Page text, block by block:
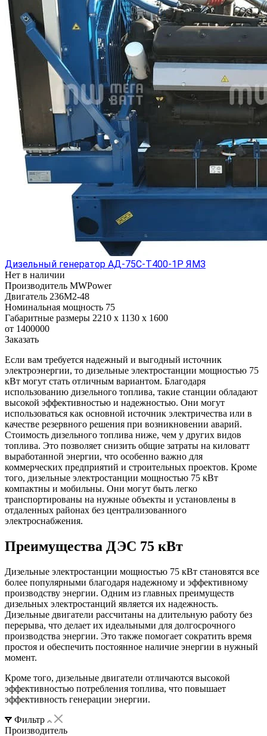
Дизельный генератор АД-75С-Т400-1Р ЯМЗ
Нет в наличии
Производитель MWPower
Двигатель 236М2-48
Номинальная мощность 75
Габаритные размеры 2210 х 1130 х 1600
от 1400000
Заказать
Если вам требуется надежный и выгодный источник
электроэнергии, то дизельные электростанции мощностью 75
кВт могут стать отличным вариантом. Благодаря
использованию дизельного топлива, такие станции обладают
высокой эффективностью и надежностью. Они могут
использоваться как основной источник электричества или в
качестве резервного решения при возникновении аварий.
Стоимость дизельного топлива ниже, чем у других видов
топлива. Это позволяет снизить общие затраты на киловатт
выработанной энергии, что особенно важно для
коммерческих предприятий и строительных проектов. Кроме
того, дизельные электростанции мощностью 75 кВт
компактны и мобильны. Они могут быть легко
транспортированы на нужные объекты и установлены в
отдаленных районах без централизованного
электроснабжения.
Преимущества ДЭС 75 кВт
Дизельные электростанции мощностью 75 кВт становятся все
более популярными благодаря надежному и эффективному
производству энергии. Одним из главных преимуществ
дизельных электростанций является их надежность.
Дизельные двигатели рассчитаны на длительную работу без
перерыва, что делает их идеальными для долгосрочного
производства энергии. Это также помогает сократить время
простоя и обеспечить постоянное наличие энергии в нужный
момент.
Кроме того, дизельные двигатели отличаются высокой
эффективностью потребления топлива, что повышает
эффективность генерации энергии.
Фильтр
Производитель